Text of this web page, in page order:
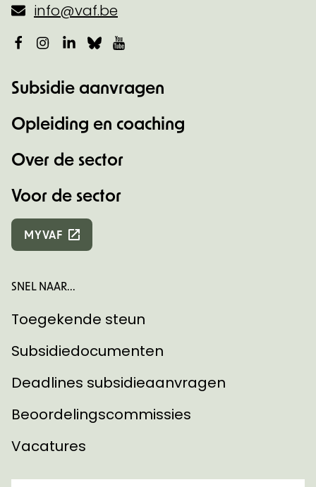
info@vaf.be
Facebook
Instagram
LinkedIn
Bluesky
Subsidie aanvragen
Opleiding en coaching
Over de sector
Voor de sector
MYVAF
SNEL NAAR...
Toegekende steun
Subsidiedocumenten
Deadlines subsidieaanvragen
Beoordelingscommissies
Vacatures